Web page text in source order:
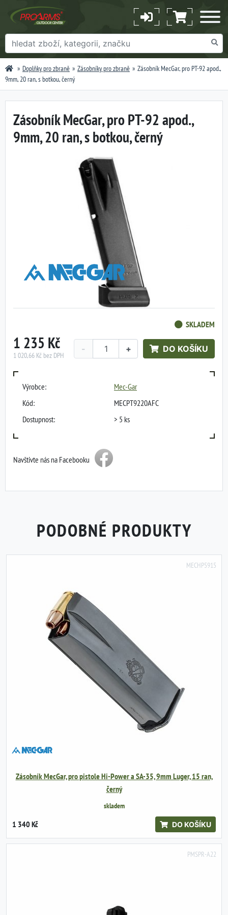
Doplňky pro zbraně Zásobníky pro zbraně
Zásobník MecGar, pro PT-92 apod.,
9mm, 20 ran, s botkou, černý
Zásobník MecGar, pro PT-92 apod.,
9mm, 20 ran, s botkou, černý
SKLADEM
1 235 Kč
1 020,66 Kč bez DPH
+
- DO KOŠÍKU
Výrobce:
Mec-Gar
Kód:
MECPT9220AFC
Dostupnost:
> 5 ks
Navštivte nás na Facebooku
PODOBNÉ PRODUKTY
MECHP5915
Zásobník MecGar, pro pistole Hi-Power a SA-35, 9mm Luger, 15 ran,
černý
skladem
1 340 Kč DO KOŠÍKU
PMSPR-A22